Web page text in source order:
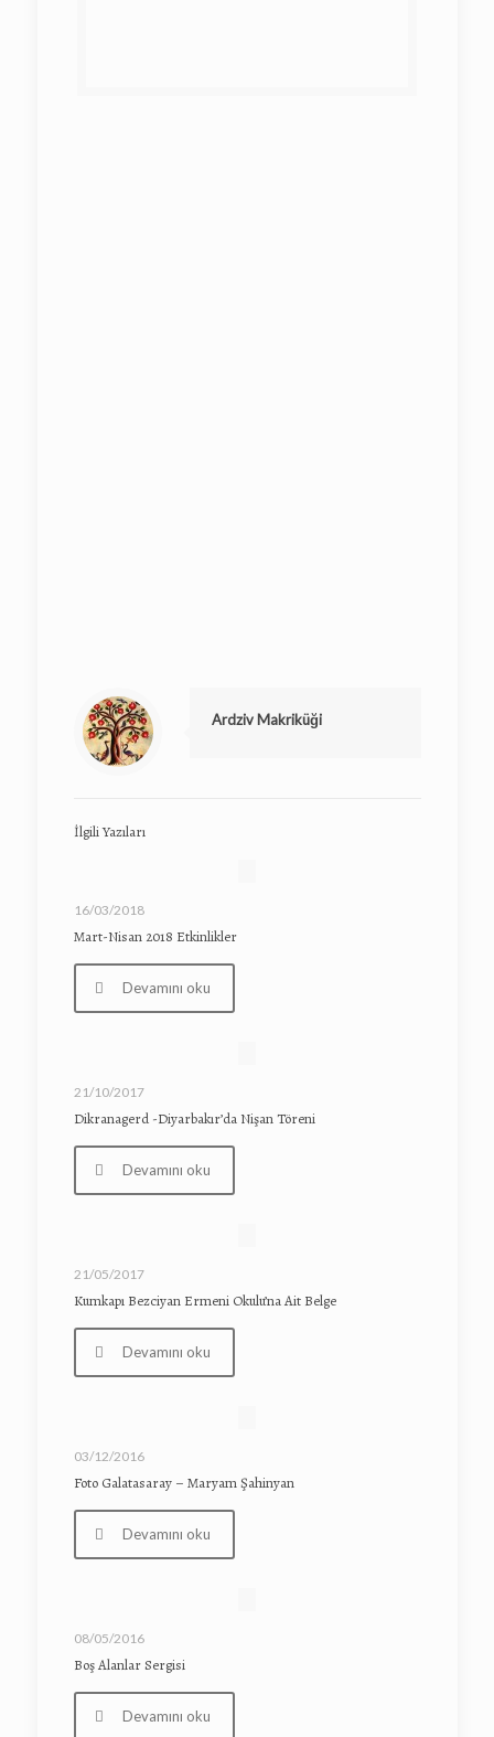
Ardziv Makriküği
İlgili Yazıları
16/03/2018
Mart-Nisan 2018 Etkinlikler
Devamını oku
21/10/2017
Dikranagerd -Diyarbakır’da Nişan Töreni
Devamını oku
21/05/2017
Kumkapı Bezciyan Ermeni Okulu’na Ait Belge
Devamını oku
03/12/2016
Foto Galatasaray – Maryam Şahinyan
Devamını oku
08/05/2016
Boş Alanlar Sergisi
Devamını oku